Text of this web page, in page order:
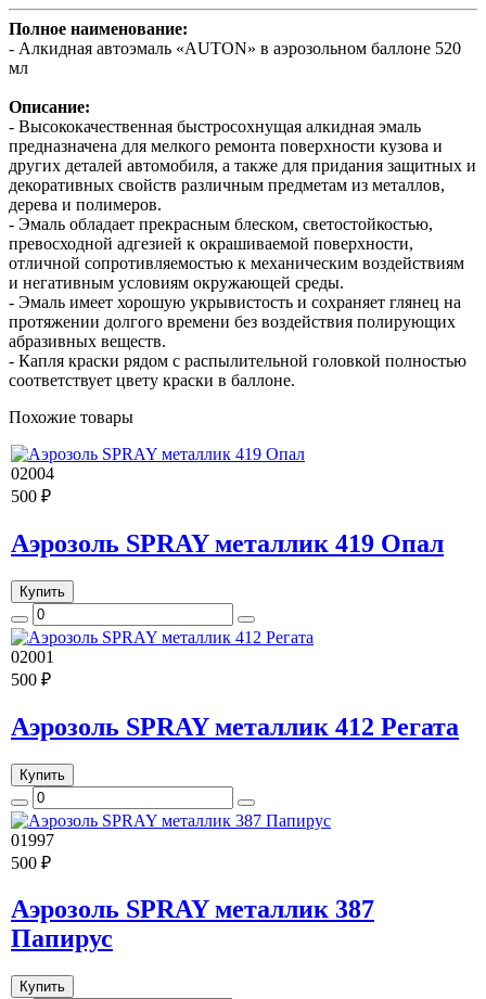
Полное наименование:
- Алкидная автоэмаль «AUTON» в аэрозольном баллоне 520
мл
Описание:
- Высококачественная быстросохнущая алкидная эмаль
предназначена для мелкого ремонта поверхности кузова и
других деталей автомобиля, а также для придания защитных и
декоративных свойств различным предметам из металлов,
дерева и полимеров.
- Эмаль обладает прекрасным блеском, светостойкостью,
превосходной адгезией к окрашиваемой поверхности,
отличной сопротивляемостью к механическим воздействиям
и негативным условиям окружающей среды.
- Эмаль имеет хорошую укрывистость и сохраняет глянец на
протяжении долгого времени без воздействия полирующих
абразивных веществ.
- Капля краски рядом с распылительной головкой полностью
соответствует цвету краски в баллоне.
Похожие товары
02004
500 ₽
Аэрозоль SPRAY металлик 419 Опал
Купить
02001
500 ₽
Аэрозоль SPRAY металлик 412 Регата
Купить
01997
500 ₽
Аэрозоль SPRAY металлик 387
Папирус
Купить